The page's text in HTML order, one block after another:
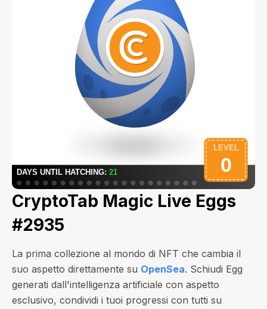
CryptoTab Magic Live Eggs
#2935
La prima collezione al mondo di NFT che cambia il
suo aspetto direttamente su OpenSea. Schiudi Egg
generati dall'intelligenza artificiale con aspetto
esclusivo, condividi i tuoi progressi con tutti su